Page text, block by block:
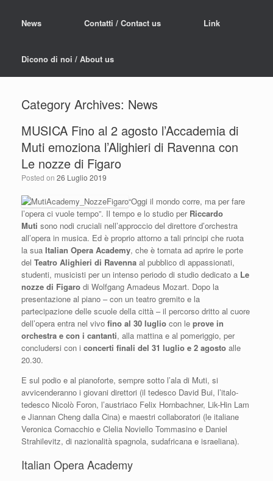
News Contatti / Contact us Link
Dicono di noi / About us
Category Archives: News
MUSICA Fino al 2 agosto l’Accademia di
Muti emoziona l’Alighieri di Ravenna con
Le nozze di Figaro
Posted on 26 Luglio 2019
“Oggi il mondo corre, ma per fare
l’opera ci vuole tempo”. Il tempo e lo studio per Riccardo
Muti sono nodi cruciali nell’approccio del direttore d’orchestra
all’opera in musica. Ed è proprio attorno a tali principi che ruota
la sua Italian Opera Academy, che è tornata ad aprire le porte
del Teatro Alighieri di Ravenna al pubblico di appassionati,
studenti, musicisti per un intenso periodo di studio dedicato a Le
nozze di Figaro di Wolfgang Amadeus Mozart. Dopo la
presentazione al piano – con un teatro gremito e la
partecipazione delle scuole della città – il percorso dritto al cuore
dell’opera entra nel vivo fino al 30 luglio con le prove in
orchestra e con i cantanti, alla mattina e al pomeriggio, per
concludersi con i concerti finali del 31 luglio e 2 agosto alle
20.30.
E sul podio e al pianoforte, sempre sotto l’ala di Muti, si
avvicenderanno i giovani direttori (il tedesco David Bui, l’italo-
tedesco Nicolò Foron, l’austriaco Felix Hornbachner, Lik-Hin Lam
e Jiannan Cheng dalla Cina) e maestri collaboratori (le italiane
Veronica Cornacchio e Clelia Noviello Tommasino e Daniel
Strahilevitz, di nazionalità spagnola, sudafricana e israeliana).
Italian Opera Academy